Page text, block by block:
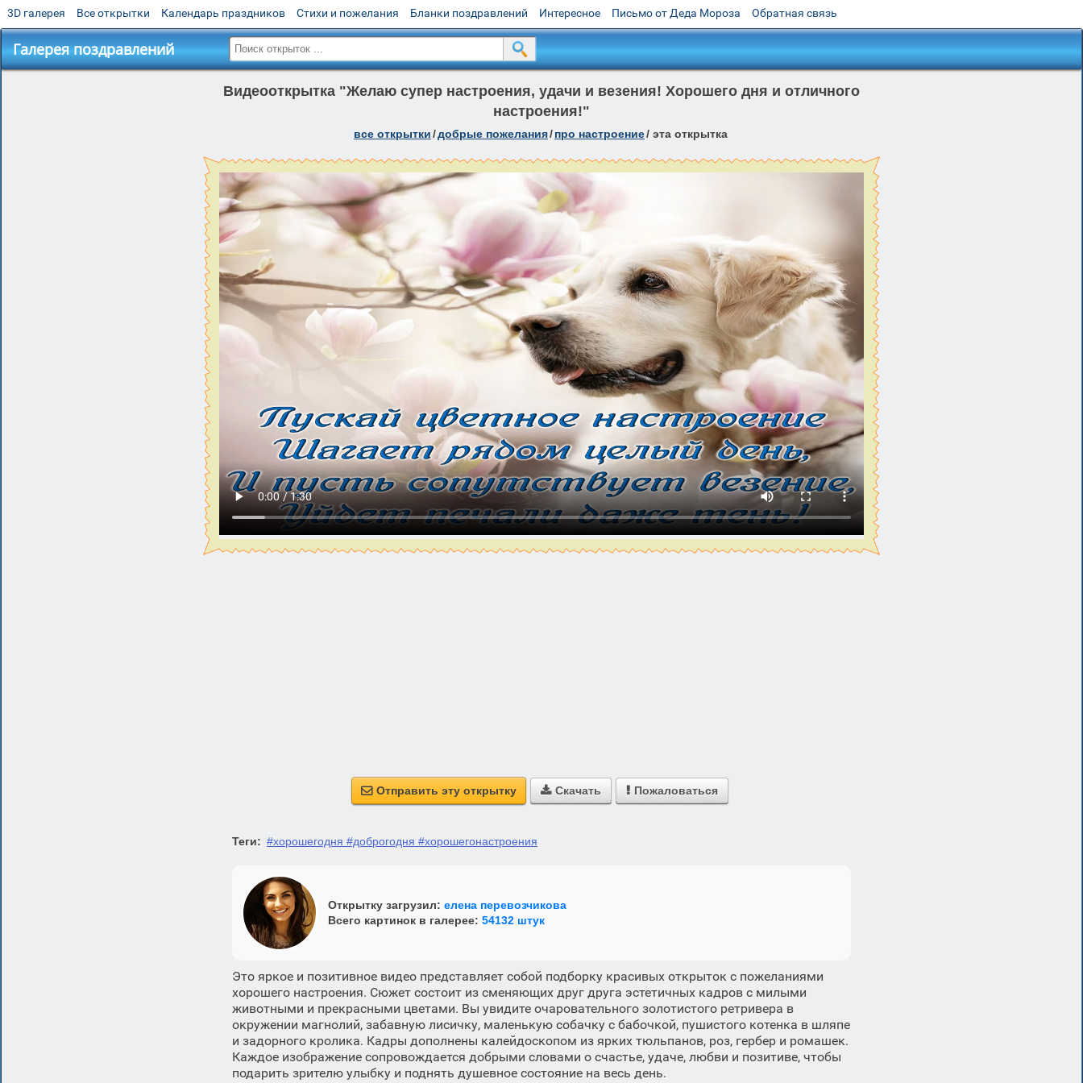
3D галерея Все открытки Календарь праздников Стихи и пожелания Бланки поздравлений Интересное Письмо от Деда Мороза Обратная связь
Галерея поздравлений
Видеооткрытка "Желаю супер настроения, удачи и везения! Хорошего дня и отличного
настроения!"
все открытки/добрые пожелания/про настроение/ эта открытка
 Отправить эту открытку  Скачать  Пожаловаться
Теги: #хорошегодня #доброгодня #хорошегонастроения
Открытку загрузил: елена перевозчикова
Всего картинок в галерее: 54132 штук
Это яркое и позитивное видео представляет собой подборку красивых открыток с пожеланиями
хорошего настроения. Сюжет состоит из сменяющих друг друга эстетичных кадров с милыми
животными и прекрасными цветами. Вы увидите очаровательного золотистого ретривера в
окружении магнолий, забавную лисичку, маленькую собачку с бабочкой, пушистого котенка в шляпе
и задорного кролика. Кадры дополнены калейдоскопом из ярких тюльпанов, роз, гербер и ромашек.
Каждое изображение сопровождается добрыми словами о счастье, удаче, любви и позитиве, чтобы
подарить зрителю улыбку и поднять душевное состояние на весь день.